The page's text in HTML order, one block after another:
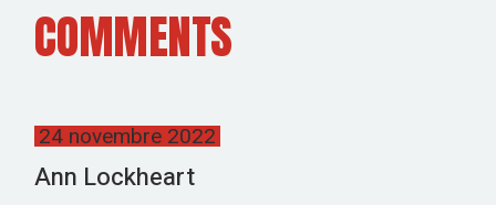
COMMENTS
24 novembre 2022
Ann Lockheart